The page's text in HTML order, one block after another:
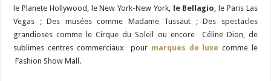
le Planete Hollywood, le New York-New York, le Bellagio, le Paris Las
Vegas ; Des musées comme Madame Tussaut ; Des spectacles
grandioses comme le Cirque du Soleil ou encore Céline Dion, de
sublimes centres commerciaux pour marques de luxe comme le
Fashion Show Mall.